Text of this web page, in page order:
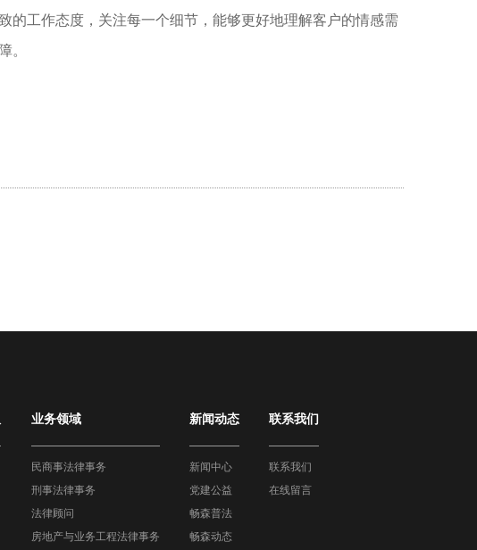
的工作态度，关注每一个细节，能够更好地理解客户的情感需
。
业务领域
民商事法律事务
刑事法律事务
法律顾问
房地产与业务工程法律事务
新闻动态
新闻中心
党建公益
畅森普法
畅森动态
联系我们
联系我们
在线留言